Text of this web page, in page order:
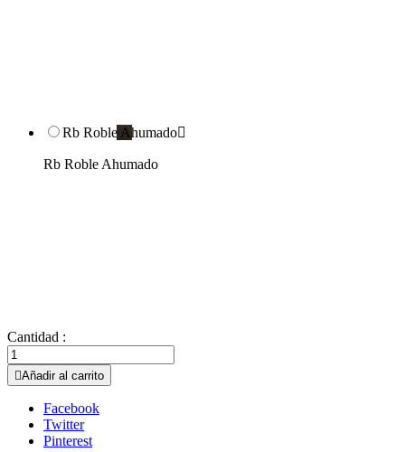
Rb Roble Ahumado
Rb Roble Ahumado
Cantidad :
Añadir al carrito
Facebook
Twitter
Pinterest